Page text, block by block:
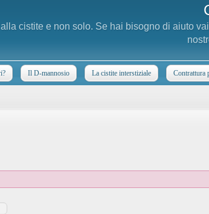
alla cistite e non solo. Se hai bisogno di aiuto
Il D-mannosio La cistite interstiziale Contrattura